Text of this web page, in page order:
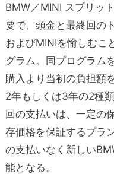
BMW／MINI スプリッ
要で、頭金と最終回の
およびMINIを愉しむこ
グラム。同プログラム
購入より当初の負担額
2年もしくは3年の2種
回の支払いは、一定の
存価格を保証するプラ
の支払いなく新しい
能となる。